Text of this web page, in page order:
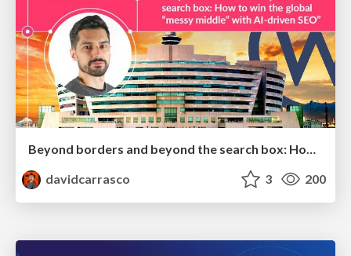
davidcarrasco
3 200